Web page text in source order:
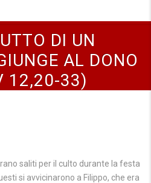
DI UN
AL DONO
12,20-33)
saliti per il culto durante la festa
si avvicinarono a Filippo, che era